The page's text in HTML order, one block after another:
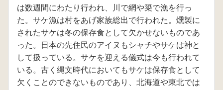
は数週間にわたり行われ、川で網や簗で漁を行っ
た。サケ漁は村をあげ家族総出で行われた。燻製に
されたサケは冬の保存食として欠かせないものであ
った。日本の先住民のアイヌもシャチやサケは神と
して扱っている。サケを迎える儀式は今も行われて
いる。古く縄文時代においてもサケは保存食として
欠くことのできないものであり、北海道や東北では